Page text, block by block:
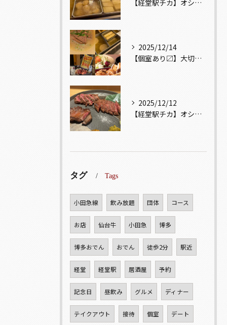
【経堂駅チカ】オシャレ居酒屋🏮出汁が美味しいおでんがオススメ...
2025/12/14
【個室あり〼】大切な記念日、お祝い事でのご来店ぜひお待ちして...
2025/12/12
【経堂駅チカ】オシャレ居酒屋🏮自慢のお肉が楽しめる🐃お得なコ...
タグ Tags
小田急線 飲み放題 団体 コース
お店 仙台牛 小田急 博多
博多おでん おでん 徒歩2分 駅近
経堂 経堂駅 居酒屋 予約
記念日 昼飲み グルメ ディナー
テイクアウト 接待 個室 デート